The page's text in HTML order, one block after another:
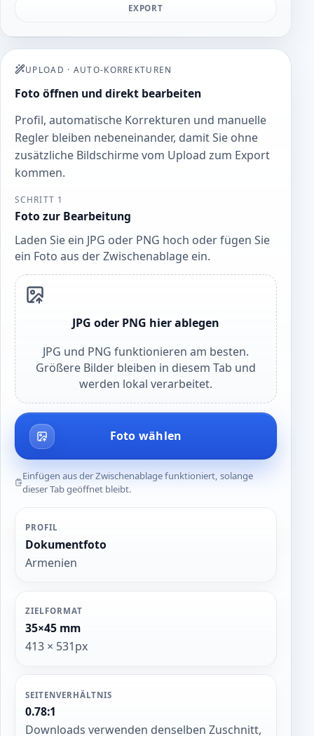
EXPORT
UPLOAD · AUTO-KORREKTUREN
Foto öffnen und direkt bearbeiten
Profil, automatische Korrekturen und manuelle
Regler bleiben nebeneinander, damit Sie ohne
zusätzliche Bildschirme vom Upload zum Export
kommen.
SCHRITT 1
Foto zur Bearbeitung
Laden Sie ein JPG oder PNG hoch oder fügen Sie
ein Foto aus der Zwischenablage ein.
JPG oder PNG hier ablegen
JPG und PNG funktionieren am besten.
Größere Bilder bleiben in diesem Tab und
werden lokal verarbeitet.
Foto wählen
Einfügen aus der Zwischenablage funktioniert, solange
dieser Tab geöffnet bleibt.
PROFIL
Dokumentfoto
Armenien
ZIELFORMAT
35×45 mm
413 × 531px
SEITENVERHÄLTNIS
0.78:1
Downloads verwenden denselben Zuschnitt,